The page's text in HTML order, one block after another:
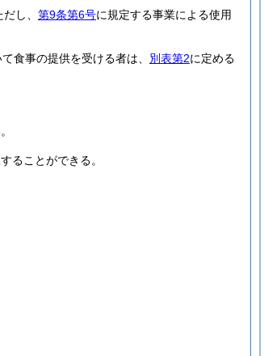
だし、 第9条第6号に規定する事業による使用
食事の提供を受ける者は、 別表第2に定める
ることができる。